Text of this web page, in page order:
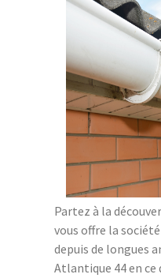
Partez à la
vous offre la
depuis de longues
Atlantique 44 en